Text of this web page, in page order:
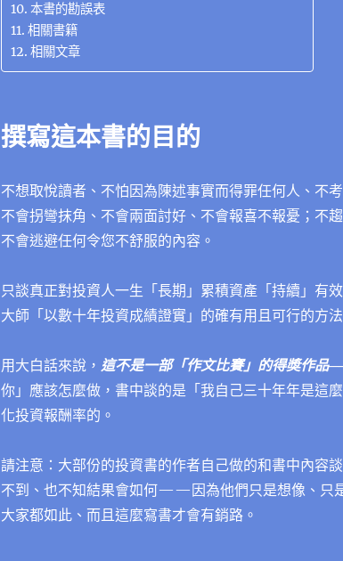
本書的勘誤表
相關書籍
相關文章
撰寫這本書的目的
不想取悅讀者、不怕因為陳述事實而得罪任何人、不
不會拐彎抹角、不會兩面討好、不會報喜不報憂；不
不會逃避任何令您不舒服的內容。
只談真正對投資人一生「長期」累積資產「持續」有
大師「以數十年投資成績證實」的確有用且可行的方法
用大白話來說， 這不是一部「作文比賽」 的得奬作品
你」應該怎麼做，書中談的是「我自己三十年年是這
化投資報酬率的。
請注意：大部份的投資書的作者自己做的和書中內容
不到、也不知結果會如何——因為他們只是想像、只
大家都如此、而且這麼寫書才會有銷路。